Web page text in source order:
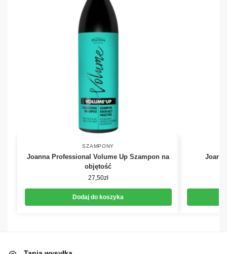
SZAMPONY
Joanna Professional Volume Up Szampon na
objętość
27,50zł
Dodaj do koszyka